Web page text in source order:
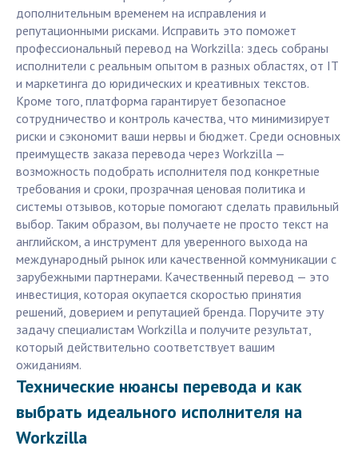
дополнительным временем на исправления и
репутационными рисками. Исправить это поможет
профессиональный перевод на Workzilla: здесь собраны
исполнители с реальным опытом в разных областях, от IT
и маркетинга до юридических и креативных текстов.
Кроме того, платформа гарантирует безопасное
сотрудничество и контроль качества, что минимизирует
риски и сэкономит ваши нервы и бюджет. Среди основных
преимуществ заказа перевода через Workzilla —
возможность подобрать исполнителя под конкретные
требования и сроки, прозрачная ценовая политика и
системы отзывов, которые помогают сделать правильный
выбор. Таким образом, вы получаете не просто текст на
английском, а инструмент для уверенного выхода на
международный рынок или качественной коммуникации с
зарубежными партнерами. Качественный перевод — это
инвестиция, которая окупается скоростью принятия
решений, доверием и репутацией бренда. Поручите эту
задачу специалистам Workzilla и получите результат,
который действительно соответствует вашим
ожиданиям.
Технические нюансы перевода и как
выбрать идеального исполнителя на
Workzilla